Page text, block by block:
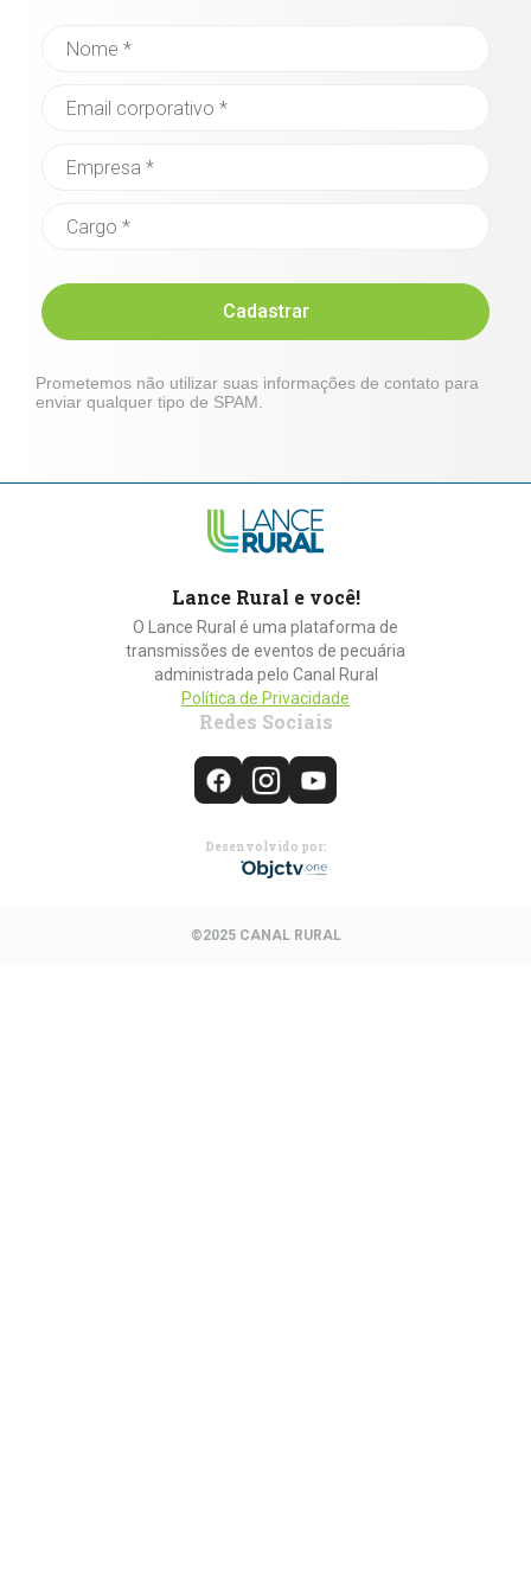
Cadastrar
Prometemos não utilizar suas informações de contato para
enviar qualquer tipo de SPAM.
Lance Rural e você!
O Lance Rural é uma plataforma de
transmissões de eventos de pecuária
administrada pelo Canal Rural
Política de Privacidade
Redes Sociais
Desenvolvido por:
©2025 CANAL RURAL